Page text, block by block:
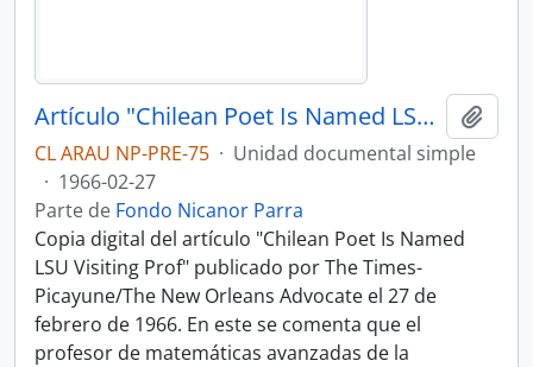
Artículo "Chilean Poet Is Named LSU Visiting Prof" de The Times-Picayune/The New Orleans Advocate
CL ARAU NP-PRE-75 · Unidad documental simple
· 1966-02-27
Parte de Fondo Nicanor Parra
Copia digital del artículo "Chilean Poet Is Named
LSU Visiting Prof" publicado por The Times-
Picayune/The New Orleans Advocate el 27 de
febrero de 1966. En este se comenta que el
profesor de matemáticas avanzadas de la